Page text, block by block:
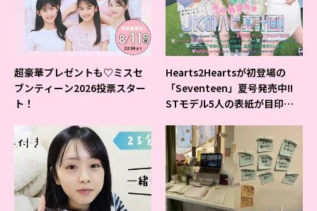
超豪華プレゼントも♡ミスセ
ブンティーン2026投票スター
ト！
Hearts2Heartsが初登場の
「Seventeen」夏号発売中!!
STモデル5人の表紙が目印だ